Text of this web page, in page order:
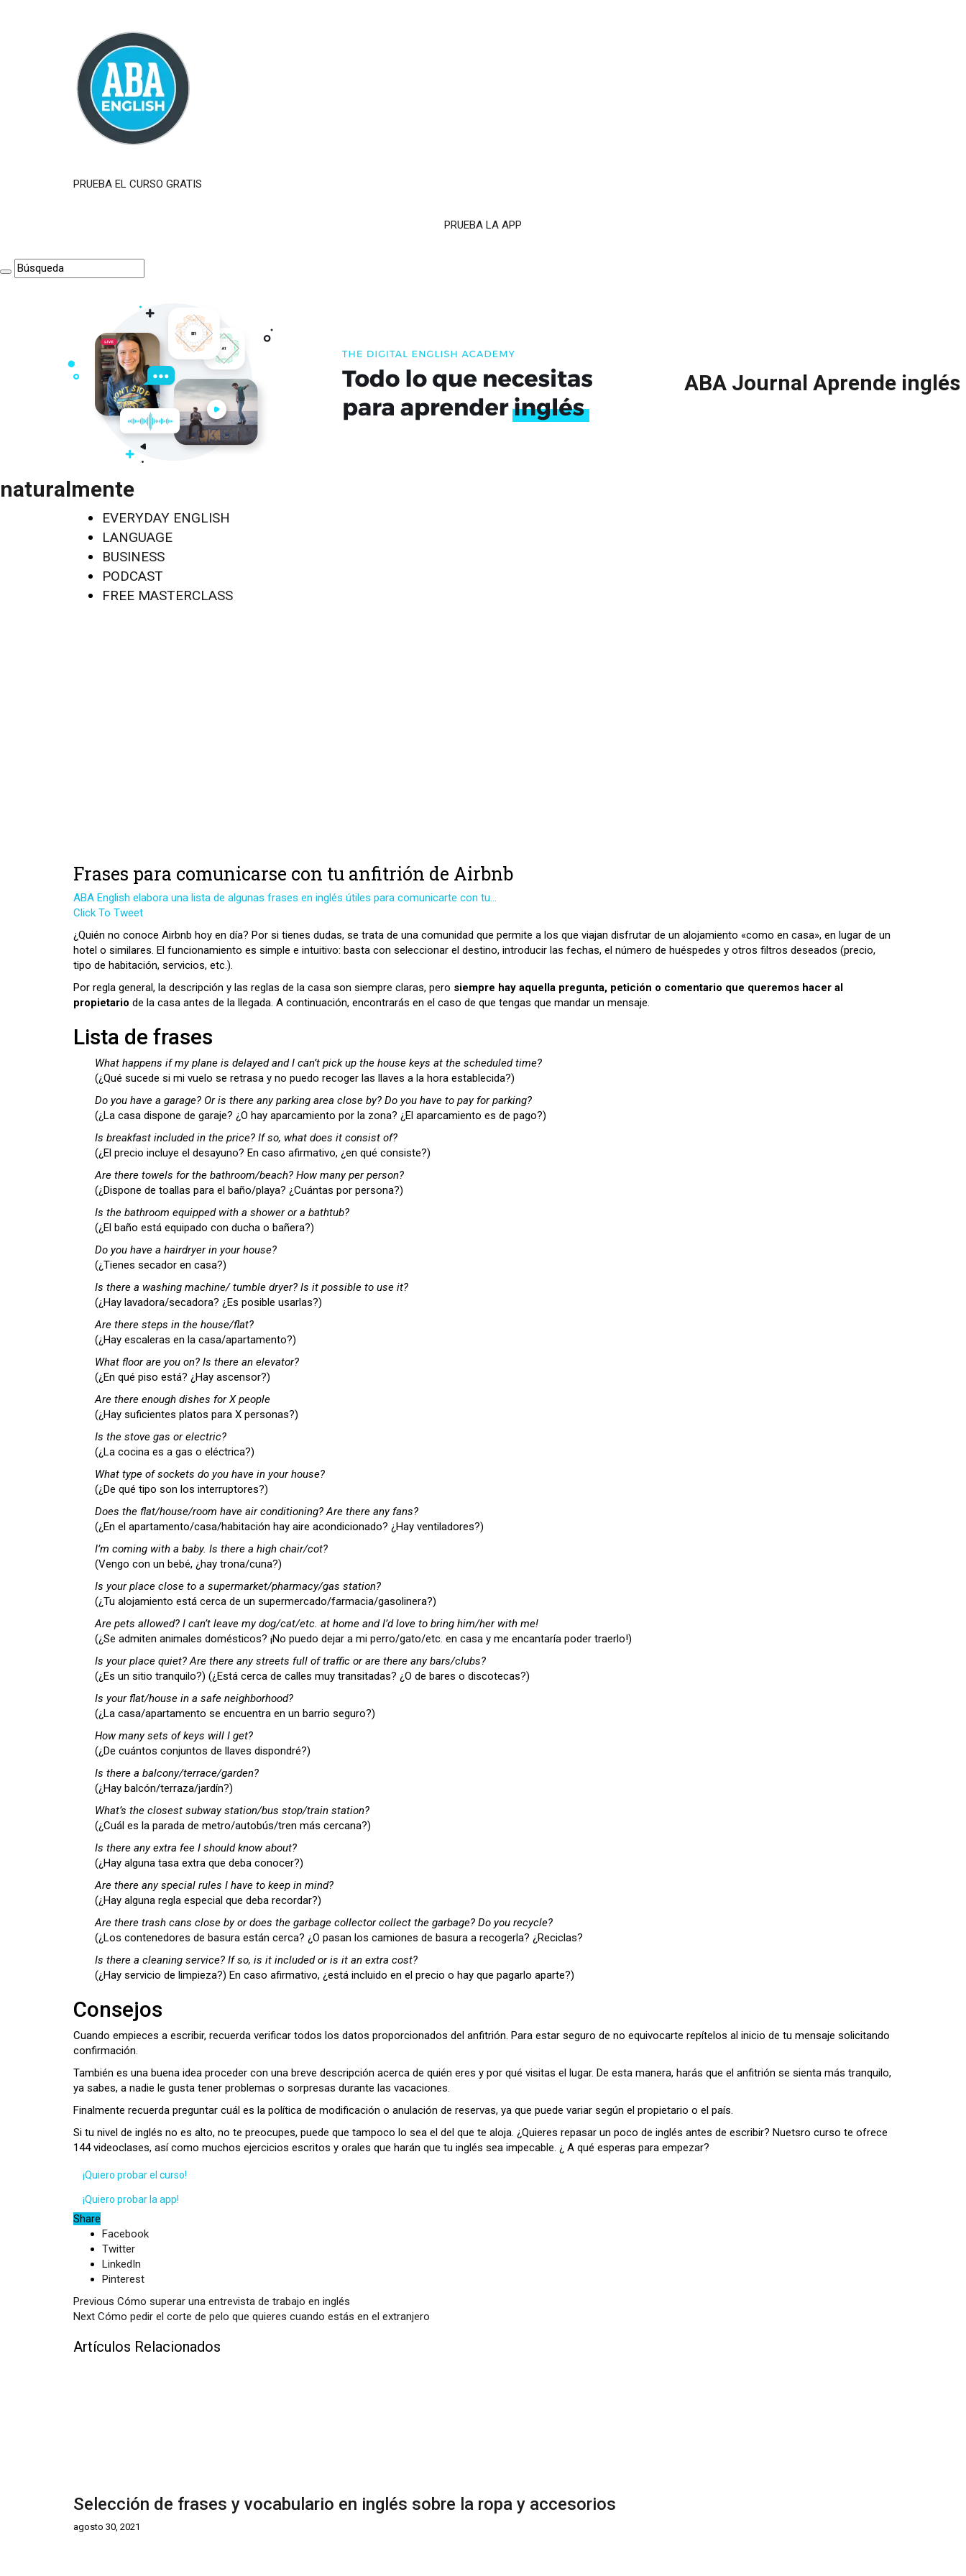
PRUEBA EL CURSO GRATIS
PRUEBA LA APP
ABA Journal Aprende inglés
naturalmente
EVERYDAY ENGLISH
LANGUAGE
BUSINESS
PODCAST
FREE MASTERCLASS
Frases para comunicarse con tu anfitrión de Airbnb
ABA English elabora una lista de algunas frases en inglés útiles para comunicarte con tu…
Click To Tweet
¿Quién no conoce Airbnb hoy en día? Por si tienes dudas, se trata de una comunidad que permite a los que viajan disfrutar de un alojamiento «como en casa», en lugar de un
hotel o similares. El funcionamiento es simple e intuitivo: basta con seleccionar el destino, introducir las fechas, el número de huéspedes y otros filtros deseados (precio,
tipo de habitación, servicios, etc.).
Por regla general, la descripción y las reglas de la casa son siempre claras, pero siempre hay aquella pregunta, petición o comentario que queremos hacer al
propietario de la casa antes de la llegada. A continuación, encontrarás en el caso de que tengas que mandar un mensaje.
Lista de frases
What happens if my plane is delayed and I can’t pick up the house keys at the scheduled time?
(¿Qué sucede si mi vuelo se retrasa y no puedo recoger las llaves a la hora establecida?)
Do you have a garage? Or is there any parking area close by? Do you have to pay for parking?
(¿La casa dispone de garaje? ¿O hay aparcamiento por la zona? ¿El aparcamiento es de pago?)
Is breakfast included in the price? If so, what does it consist of?
(¿El precio incluye el desayuno? En caso afirmativo, ¿en qué consiste?)
Are there towels for the bathroom/beach? How many per person?
(¿Dispone de toallas para el baño/playa? ¿Cuántas por persona?)
Is the bathroom equipped with a shower or a bathtub?
(¿El baño está equipado con ducha o bañera?)
Do you have a hairdryer in your house?
(¿Tienes secador en casa?)
Is there a washing machine/ tumble dryer? Is it possible to use it?
(¿Hay lavadora/secadora? ¿Es posible usarlas?)
Are there steps in the house/flat?
(¿Hay escaleras en la casa/apartamento?)
What floor are you on? Is there an elevator?
(¿En qué piso está? ¿Hay ascensor?)
Are there enough dishes for X people
(¿Hay suficientes platos para X personas?)
Is the stove gas or electric?
(¿La cocina es a gas o eléctrica?)
What type of sockets do you have in your house?
(¿De qué tipo son los interruptores?)
Does the flat/house/room have air conditioning? Are there any fans?
(¿En el apartamento/casa/habitación hay aire acondicionado? ¿Hay ventiladores?)
I’m coming with a baby. Is there a high chair/cot?
(Vengo con un bebé, ¿hay trona/cuna?)
Is your place close to a supermarket/pharmacy/gas station?
(¿Tu alojamiento está cerca de un supermercado/farmacia/gasolinera?)
Are pets allowed? I can’t leave my dog/cat/etc. at home and I’d love to bring him/her with me!
(¿Se admiten animales domésticos? ¡No puedo dejar a mi perro/gato/etc. en casa y me encantaría poder traerlo!)
Is your place quiet? Are there any streets full of traffic or are there any bars/clubs?
(¿Es un sitio tranquilo?) (¿Está cerca de calles muy transitadas? ¿O de bares o discotecas?)
Is your flat/house in a safe neighborhood?
(¿La casa/apartamento se encuentra en un barrio seguro?)
How many sets of keys will I get?
(¿De cuántos conjuntos de llaves dispondré?)
Is there a balcony/terrace/garden?
(¿Hay balcón/terraza/jardín?)
What’s the closest subway station/bus stop/train station?
(¿Cuál es la parada de metro/autobús/tren más cercana?)
Is there any extra fee I should know about?
(¿Hay alguna tasa extra que deba conocer?)
Are there any special rules I have to keep in mind?
(¿Hay alguna regla especial que deba recordar?)
Are there trash cans close by or does the garbage collector collect the garbage? Do you recycle?
(¿Los contenedores de basura están cerca? ¿O pasan los camiones de basura a recogerla? ¿Reciclas?
Is there a cleaning service? If so, is it included or is it an extra cost?
(¿Hay servicio de limpieza?) En caso afirmativo, ¿está incluido en el precio o hay que pagarlo aparte?)
Consejos
Cuando empieces a escribir, recuerda verificar todos los datos proporcionados del anfitrión. Para estar seguro de no equivocarte repítelos al inicio de tu mensaje solicitando
confirmación.
También es una buena idea proceder con una breve descripción acerca de quién eres y por qué visitas el lugar. De esta manera, harás que el anfitrión se sienta más tranquilo,
ya sabes, a nadie le gusta tener problemas o sorpresas durante las vacaciones.
Finalmente recuerda preguntar cuál es la política de modificación o anulación de reservas, ya que puede variar según el propietario o el país.
Si tu nivel de inglés no es alto, no te preocupes, puede que tampoco lo sea el del que te aloja. ¿Quieres repasar un poco de inglés antes de escribir? Nuetsro curso te ofrece
144 videoclases, así como muchos ejercicios escritos y orales que harán que tu inglés sea impecable. ¿ A qué esperas para empezar?
¡Quiero probar el curso!
¡Quiero probar la app!
Share
Facebook
Twitter
LinkedIn
Pinterest
Previous Cómo superar una entrevista de trabajo en inglés
Next Cómo pedir el corte de pelo que quieres cuando estás en el extranjero
Artículos Relacionados
Selección de frases y vocabulario en inglés sobre la ropa y accesorios
agosto 30, 2021